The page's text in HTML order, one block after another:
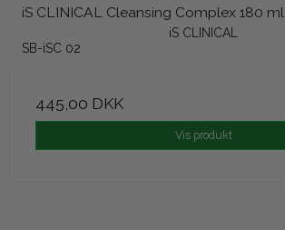
iS CLINICAL Cleansing Complex 180 ml
iS CLINICAL
SB-iSC 02
445,00 DKK
Vis produkt